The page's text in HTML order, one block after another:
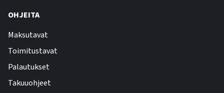
OHJEITA
Maksutavat
Toimitustavat
Palautukset
Takuuohjeet